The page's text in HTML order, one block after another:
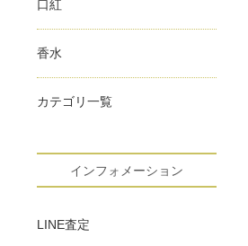
口紅
香水
カテゴリ一覧
インフォメーション
LINE査定